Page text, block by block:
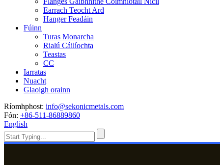
Earrach Teocht Ard
Hanger Feadáin
Fúinn
Turas Monarcha
Rialú Cáilíochta
Teastas
CC
Iarratas
Nuacht
Glaoigh orainn
Ríomhphost: info@sekonicmetals.com
Fón: +86-511-86889860
English